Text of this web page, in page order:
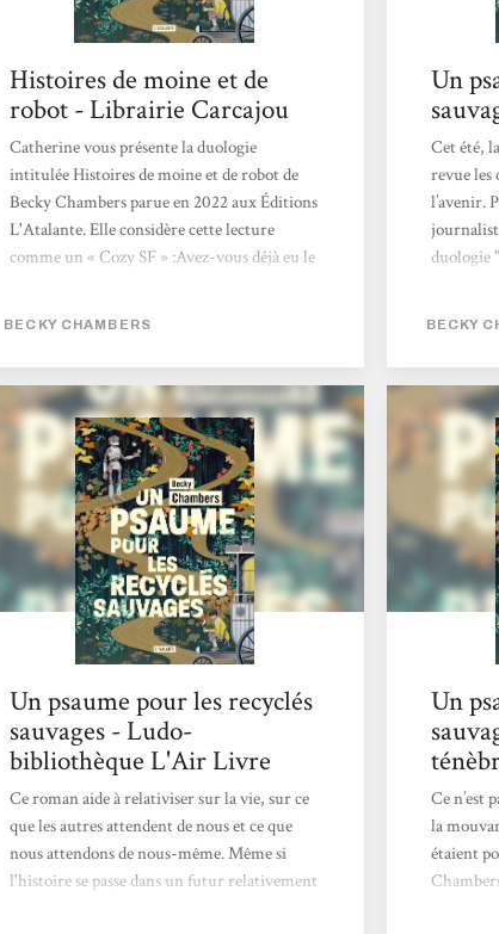
Histoires de moine et de
robot - Librairie Carcajou
Catherine vous présente la duologie
intitulée Histoires de moine et de robot de
Becky Chambers parue en 2022 aux Éditions
L'Atalante. Elle considère cette lecture
comme un « Cozy SF » :Avez-vous déjà eu le
science-fiction, dans laquelle un robot et un
humain confrontent leurs visions du monde.
Au fil des pages et de leurs voyages, leur
amitié poignante nait et s’approfondie, alors
que se dévoile la beauté de l’univers autour
d’eux. Une lecture...
BECKY CHAMBERS
Un
Cet été,
revue
l’avenir.
duologie
psaume
quoi se
BECKY
Un psaume pour les recyclés
sauvages - Ludo-
bibliothèque L'Air Livre
Ce roman aide à relativiser sur la vie, sur ce
que les autres attendent de nous et ce que
nous attendons de nous-même. Même si
l'histoire se passe dans un futur relativement
Un
Ce n’est
la
étaient